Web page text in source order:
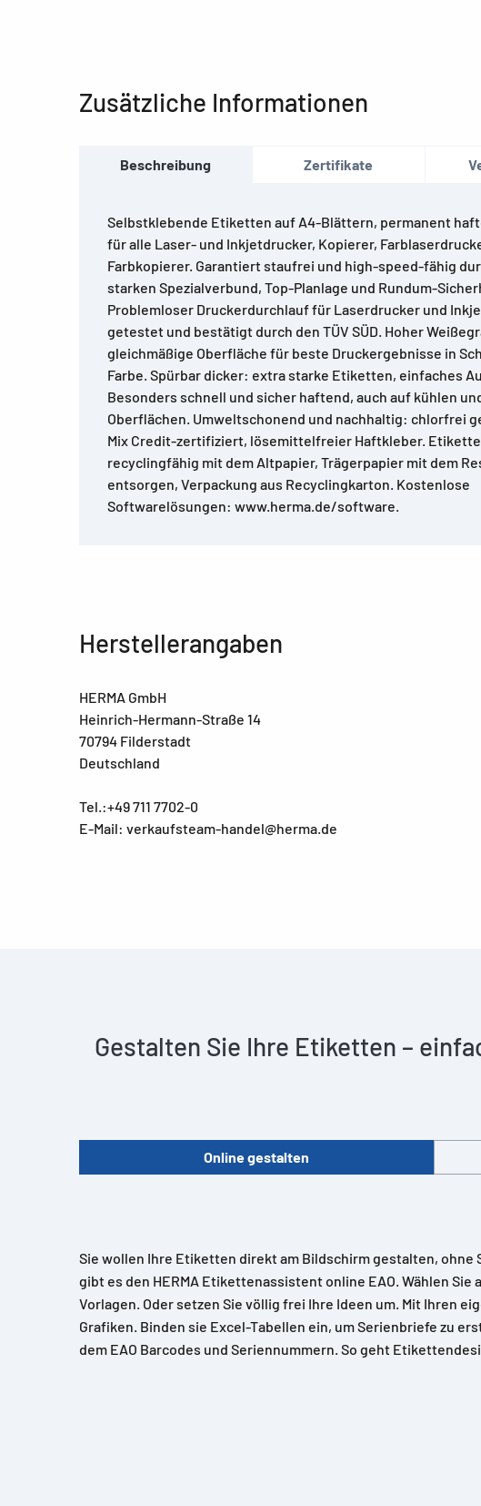
Zusätzliche Informationen
Beschreibung Zertifikate
Selbstklebende Etiketten auf A4-Blättern, permanent
für alle Laser- und Inkjetdrucker, Kopierer,
Farbkopierer. Garantiert staufrei und high-speed-fähig
starken Spezialverbund, Top-Planlage und Rundum-
Problemloser Druckerdurchlauf für Laserdrucker und
getestet und bestätigt durch den TÜV SÜD. Hoher
gleichmäßige Oberfläche für beste Druckergebnisse in
Farbe. Spürbar dicker: extra starke Etiketten, einfaches
Besonders schnell und sicher haftend, auch auf kühlen
Oberflächen. Umweltschonend und nachhaltig: chlorfrei
Mix Credit-zertifiziert, lösemittelfreier Haftkleber.
recyclingfähig mit dem Altpapier, Trägerpapier mit dem
entsorgen, Verpackung aus Recyclingkarton. Kostenlose
Softwarelösungen: www.herma.de/software.
Herstellerangaben
HERMA GmbH
Heinrich-Hermann-Straße 14
70794 Filderstadt
Deutschland
Tel.:+49 711 7702-0
E-Mail: verkaufsteam-handel@herma.de
Gestalten Sie Ihre Etiketten –
Online gestalten
Sie wollen Ihre Etiketten direkt am Bildschirm gestalten, ohne
gibt es den HERMA Etikettenassistent online EAO. Wählen Sie
Vorlagen. Oder setzen Sie völlig frei Ihre Ideen um. Mit Ihren
Grafiken. Binden sie Excel-Tabellen ein, um Serienbriefe zu
dem EAO Barcodes und Seriennummern. So geht